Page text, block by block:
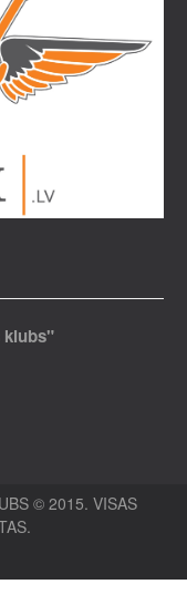
klubs"
© 2015. VISAS